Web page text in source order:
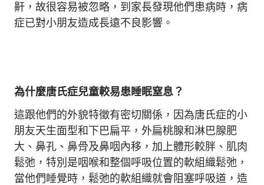
鼾，故很容易被忽略，到家長發現他們患病時，病
症已對小朋友造成長遠不良影響。
為什麼唐氏症兒童較易患睡眠窒息？
這跟他們的外貌特徵有密切關係，因為唐氏症的小
朋友天生面型和下巴扁平，外扁桃腺和淋巴腺肥
大、鼻孔、鼻骨及鼻咽內移，加上體形較胖、肌肉
鬆弛，特別是咽喉和整個呼吸位置的軟組織鬆弛，
當他們睡覺時，鬆弛的軟組織就會阻塞呼吸道，造